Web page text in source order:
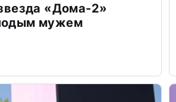
«Дома-2»
мужем